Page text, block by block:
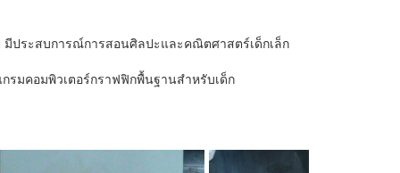
ประสบการณ์การสอนศิลปะและคณิตศาสตร์เด็กเล็ก
รมคอมพิวเตอร์กราฟฟิกพื้นฐานสำหรับเด็ก